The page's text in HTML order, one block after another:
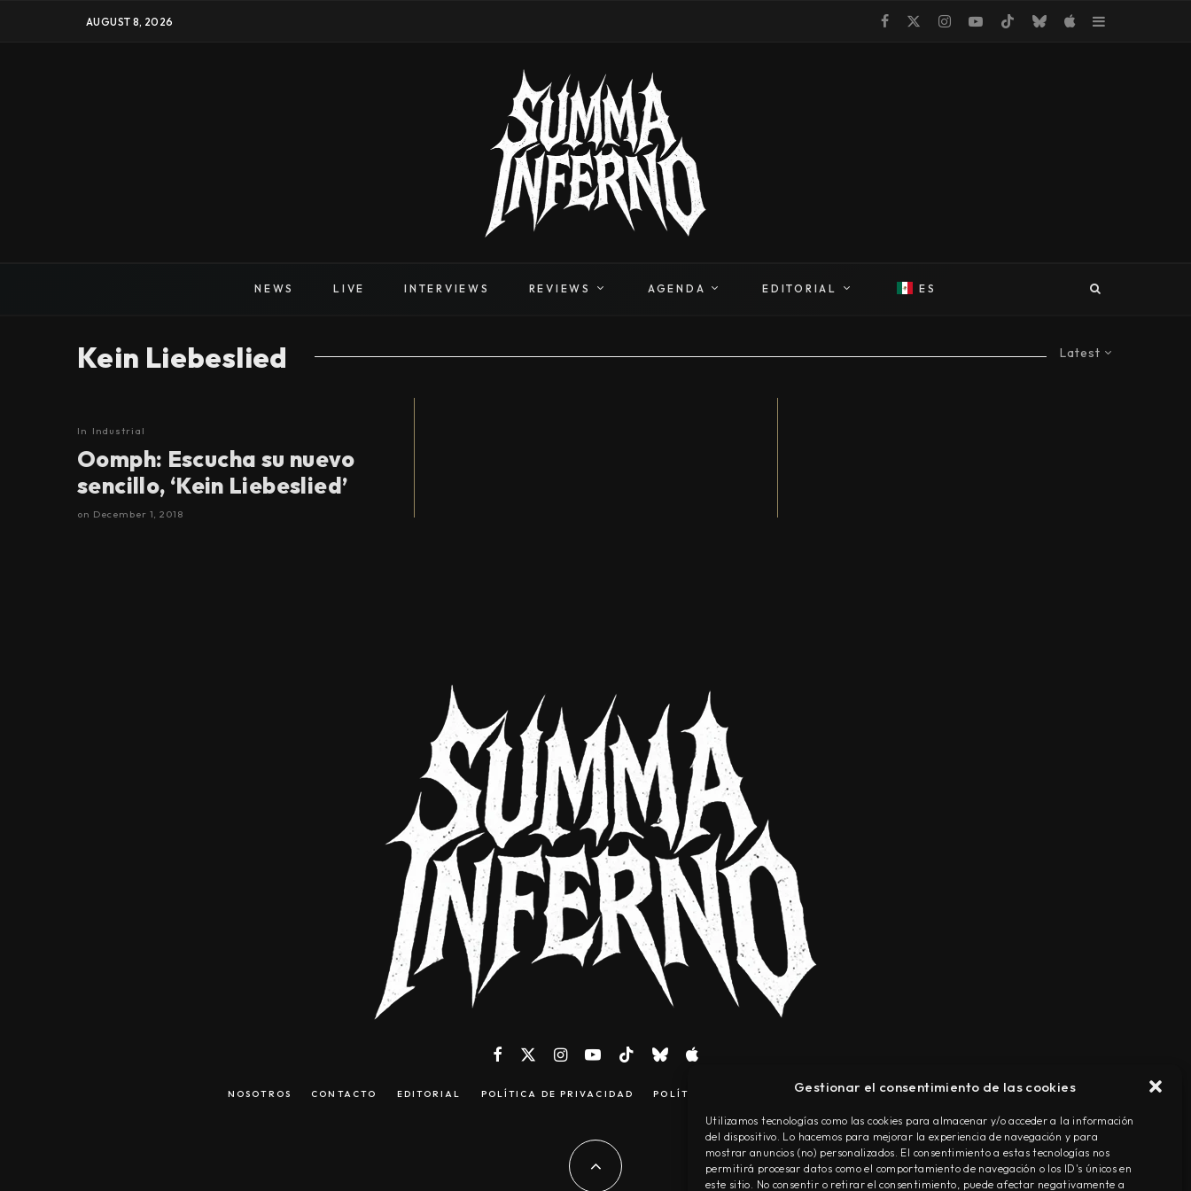
Gestionar el consentimiento de las cookies
Utilizamos tecnologías como las cookies para almacenar y/o acceder a la información
del dispositivo. Lo hacemos para mejorar la experiencia de navegación y para
mostrar anuncios (no) personalizados. El consentimiento a estas tecnologías nos
permitirá procesar datos como el comportamiento de navegación o los ID's únicos en
este sitio. No consentir o retirar el consentimiento, puede afectar negativamente a
AUGUST 8, 2026
NEWS LIVE INTERVIEWS REVIEWS AGENDA EDITORIAL ES
Latest
Kein Liebeslied
In Industrial
Oomph: Escucha su nuevo
sencillo, ‘Kein Liebeslied’
on December 1, 2018
NOSOTROS CONTACTO EDITORIAL POLÍTICA DE PRIVACIDAD POLÍTICA DE COOKIES TÉRMINOS Y CONDICIONES